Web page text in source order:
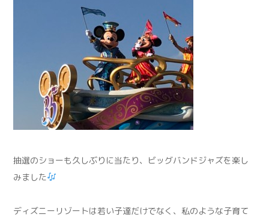
抽選のショーも久しぶりに当たり、ビッグバンドジャズを楽し
みました
ディズニーリゾートは若い子達だけでなく、私のような子育て